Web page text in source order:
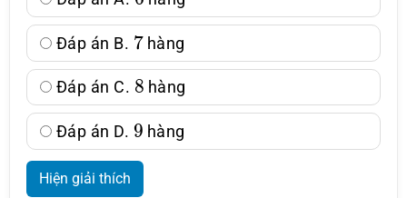
Đáp án B.
7
hàng
Đáp án C.
8
hàng
Đáp án D.
9
hàng
Hiện giải thích